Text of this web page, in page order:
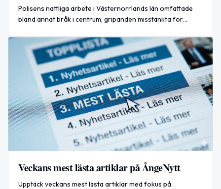
Polisens nattliga arbete i Västernorrlands län omfattade
bland annat bråk i centrum, gripanden misstänkta för
garage/förråd.
Veckans mest lästa artiklar på ÅngeNytt
Upptäck veckans mest lästa artiklar med fokus på